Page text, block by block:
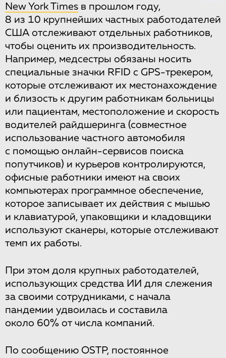
New York Times в прошлом году,
8 из 10 крупнейших частных работодателей
США отслеживают отдельных работников,
чтобы оценить их производительность.
Например, медсестры обязаны носить
специальные значки RFID с GPS-трекером,
которые отслеживают их местонахождение
и близость к другим работникам больницы
или пациентам, местоположение и скорость
водителей райдшеринга (совместное
использование частного автомобиля
с помощью онлайн-сервисов поиска
попутчиков) и курьеров контролируются,
офисные работники имеют на своих
компьютерах программное обеспечение,
которое записывает их действия с мышью
и клавиатурой, упаковщики и кладовщики
используют сканеры, которые отслеживают
темп их работы.
При этом доля крупных работодателей,
использующих средства ИИ для слежения
за своими сотрудниками, с начала
пандемии удвоилась и составила
около 60% от числа компаний.
По сообщению OSTP, постоянное